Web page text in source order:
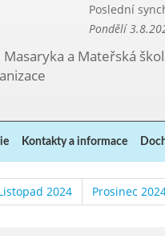
Poslední
Pondělí
a Mateřská
Kontakty a informace
2024 Prosinec